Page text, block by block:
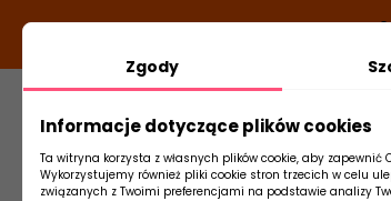
DODATKOWY RABAT Z KODEM:
Zgody
Informacje dotyczące plików cookies
Ta witryna korzysta z własnych plików cookie, aby
Wykorzystujemy również pliki cookie stron trzecich w celu
związanych z Twoimi preferencjami na podstawie analizy